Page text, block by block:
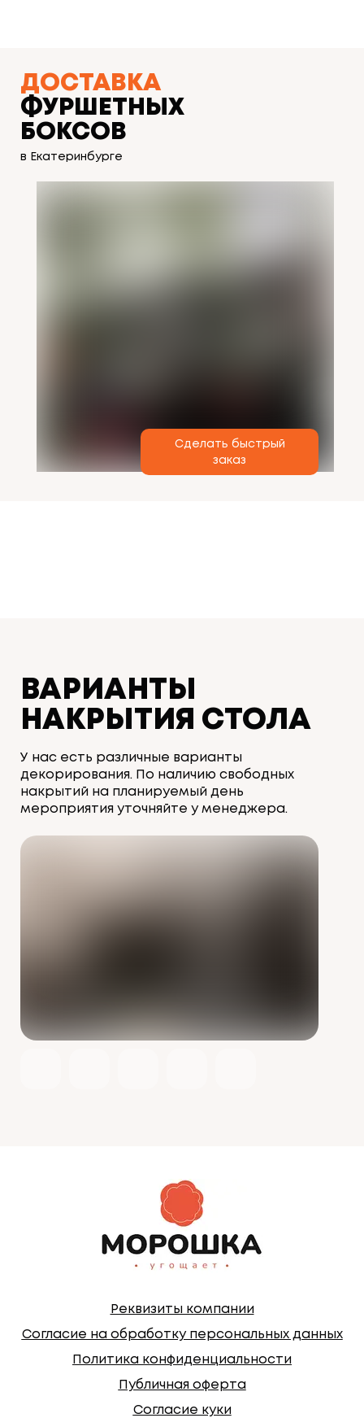
в Екатеринбурге
ДОСТАВКА
ФУРШЕТНЫХ
БОКСОВ
Сделать быстрый
заказ
ДОСТАВКА
У нас есть различные варианты
декорирования. По наличию свободных
накрытий на планируемый день
мероприятия уточняйте у менеджера.
ВАРИАНТЫ
НАКРЫТИЯ СТОЛА
Реквизиты компании
Согласие на обработку персональных данных
Политика конфиденциальности
Публичная оферта
Согласие куки